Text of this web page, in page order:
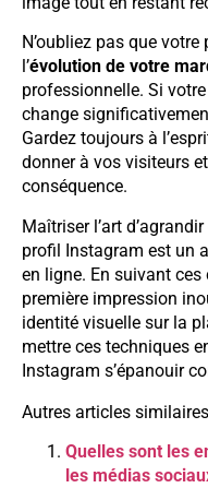
N’oubliez pas que
l’évolution de votre
professionnelle. Si
change
Gardez toujours à
donner à vos visiteurs
conséquence.
Maîtriser l’art
profil Instagram est un
en ligne. En suivant ces
première impression
identité visuelle sur la
mettre ces techniques
Instagram s’épanouir
Autres articles
Quelles sont les
les médias